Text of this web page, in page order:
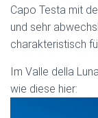
Capo Testa mit
und sehr
charakteristisch
Im Valle della
wie diese hier: